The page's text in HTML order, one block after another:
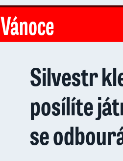
Vánoce
Silvestr
posílíte
se